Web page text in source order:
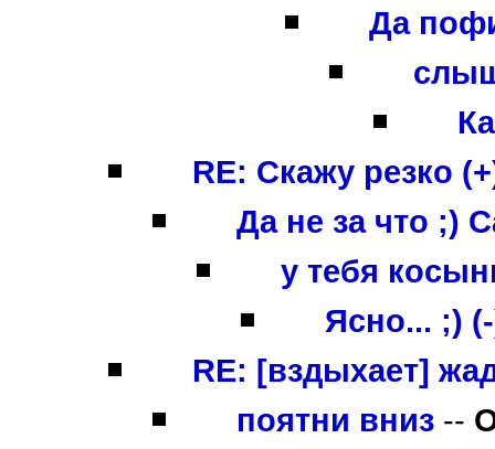
Да
RE: Скажу резко
Да не за что ;)
у тебя
Ясно... ;)
RE: [вздыхает]
поятни вниз --